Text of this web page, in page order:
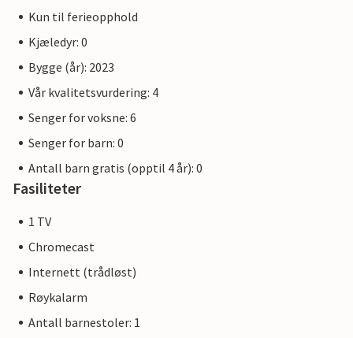
Kun til ferieopphold
Kjæledyr: 0
Bygge (år): 2023
Vår kvalitetsvurdering: 4
Senger for voksne: 6
Senger for barn: 0
Antall barn gratis (opptil 4 år): 0
Fasiliteter
1 TV
Chromecast
Internett (trådløst)
Røykalarm
Antall barnestoler: 1